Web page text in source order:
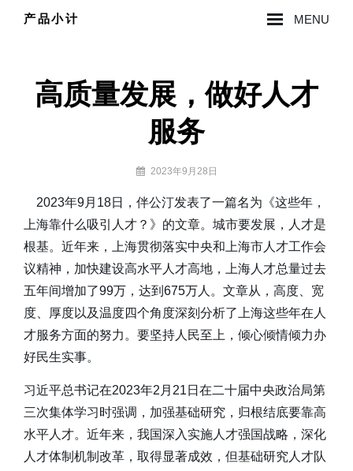
产品小计 MENU
高质量发展，做好人才
服务
By 2023年9月28日
2023年9月18日，伴公汀发表了一篇名为《这些年，
上海靠什么吸引人才？》的文章。城市要发展，人才是
根基。近年来，上海贯彻落实中央和上海市人才工作会
议精神，加快建设高水平人才高地，上海人才总量过去
五年间增加了99万，达到675万人。文章从，高度、宽
度、厚度以及温度四个角度深刻分析了上海这些年在人
才服务方面的努力。要坚持人民至上，倾心倾情倾力办
好民生实事。
习近平总书记在2023年2月21日在二十届中央政治局第
三次集体学习时强调，加强基础研究，归根结底要靠高
水平人才。近年来，我国深入实施人才强国战略，深化
人才体制机制改革，取得显著成效，但基础研究人才队